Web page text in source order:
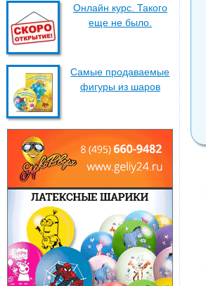
Онлайн курс. Такого
еще не было.
Самые продаваемые
фигуры из шаров
Барашек из шаров
сброс/запуск
воздушных шаров